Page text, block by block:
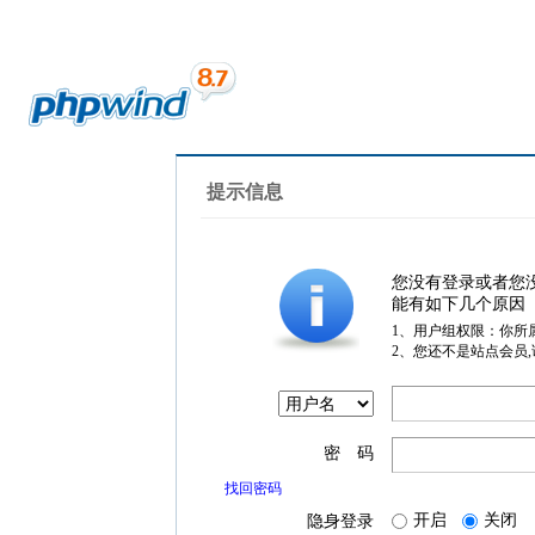
提示信息
您没有登录或者您
能有如下几个原因
1、用户组权限：你所
2、您还不是站点会员
密 码
找回密码
隐身登录 开启 关闭